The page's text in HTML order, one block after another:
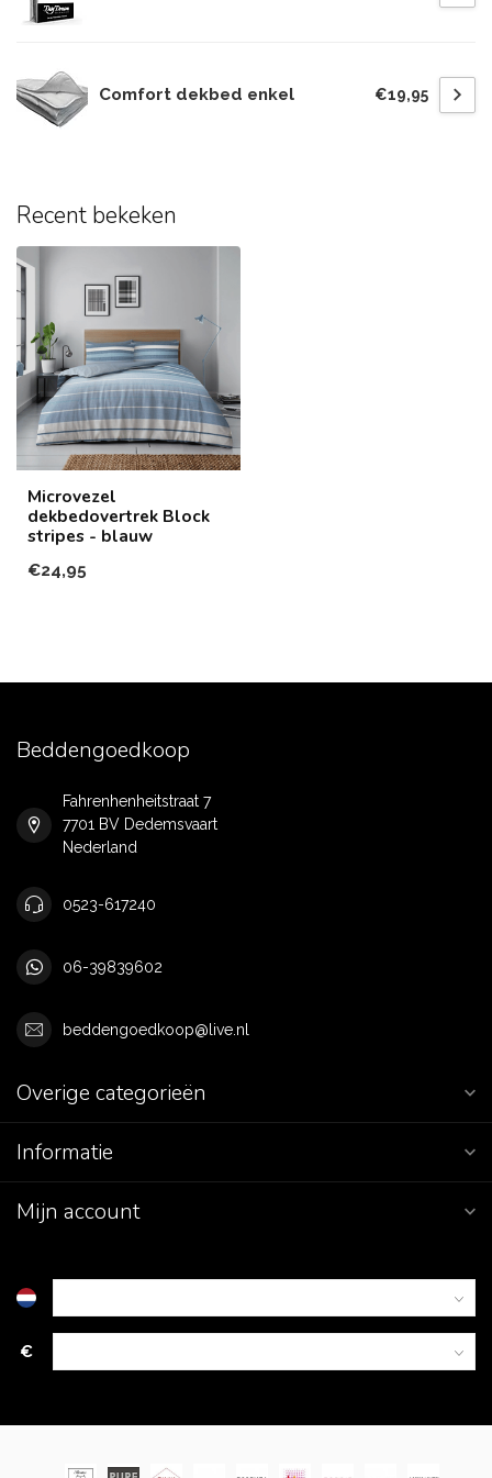
Comfort dekbed enkel €19,95
Recent bekeken
Microvezel
dekbedovertrek Block
stripes - blauw
€24,95
Beddengoedkoop
Fahrenhenheitstraat 7
7701 BV Dedemsvaart
Nederland
0523-617240
06-39839602
beddengoedkoop@live.nl
Overige categorieën
Informatie
Mijn account
€